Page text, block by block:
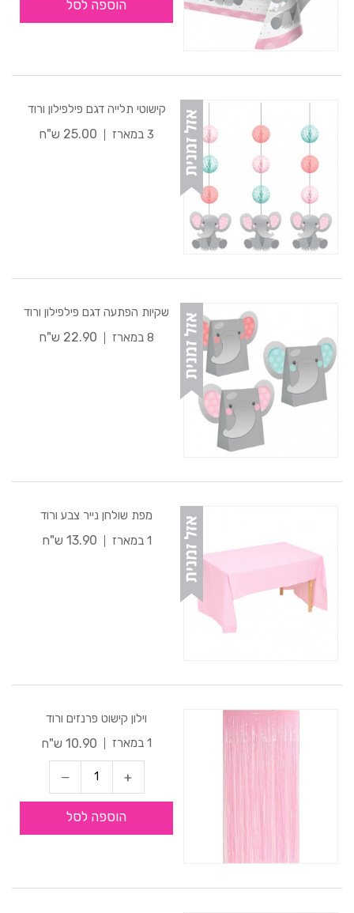
הוספה לסל
קישוטי תלייה דגם פילפילון ורוד
3 במארז
25.00 ש"ח
שקיות הפתעה דגם פילפילון ורוד
8 במארז
22.90 ש"ח
מפת שולחן נייר צבע ורוד
1 במארז
13.90 ש"ח
וילון קישוט פרנזים ורוד
1 במארז
10.90 ש"ח
הוספה לסל